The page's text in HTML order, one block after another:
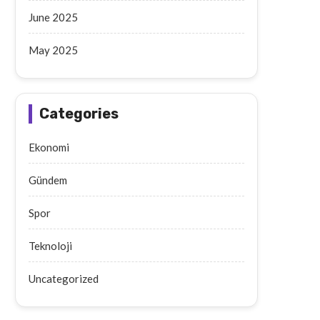
June 2025
May 2025
Categories
Ekonomi
Gündem
Spor
Teknoloji
Uncategorized